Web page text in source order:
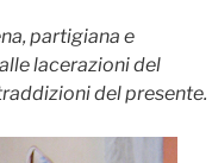
partigiana e
lacerazioni del
del presente.